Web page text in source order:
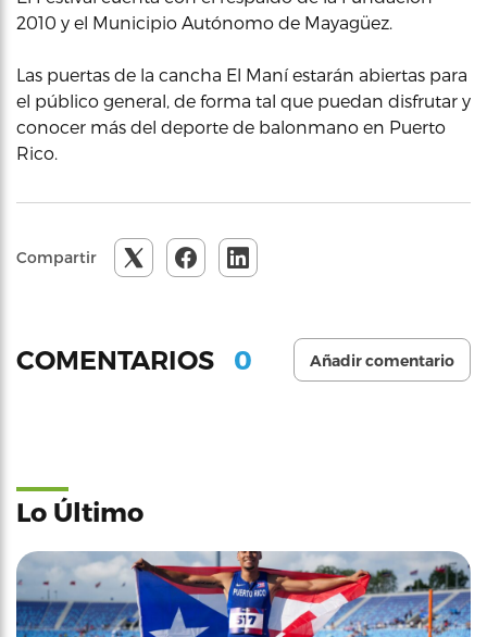
2010 y el Municipio Autónomo de Mayagüez.
Las puertas de la cancha El Maní estarán abiertas para
el público general, de forma tal que puedan disfrutar y
conocer más del deporte de balonmano en Puerto
Rico.
Compartir
COMENTARIOS 0 Añadir comentario
Lo Último